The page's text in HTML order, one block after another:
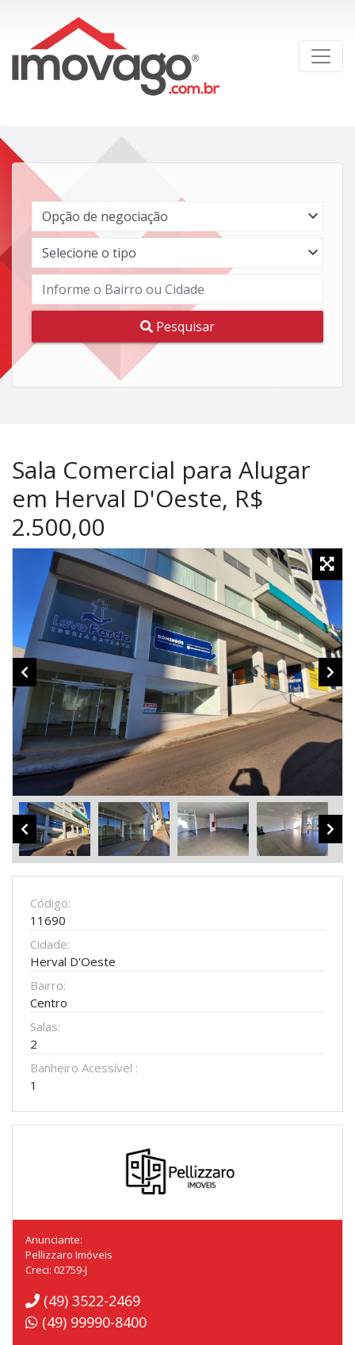
Pesquisar
Sala Comercial para Alugar
em Herval D'Oeste, R$
2.500,00
Código:
11690
Cidade:
Herval D'Oeste
Bairro:
Centro
Salas:
2
Banheiro Acessível :
1
Anunciante:
Pellizzaro Imóveis
Creci: 02759-J
(49) 3522-2469
(49) 99990-8400